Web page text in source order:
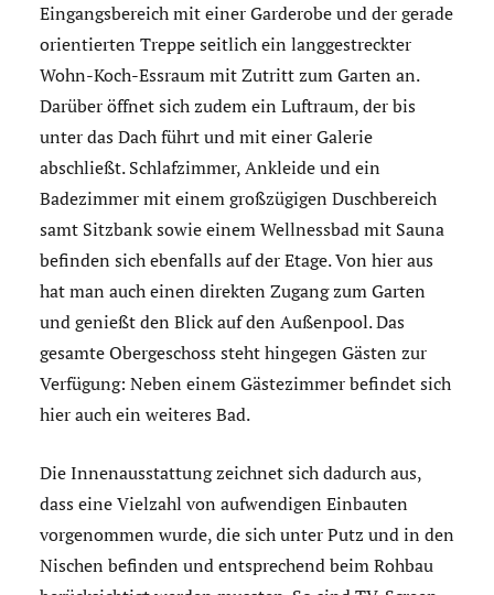
Eingangsbereich mit einer Garderobe und der gerade
orientierten Treppe seitlich ein langgestreckter
Wohn-Koch-Essraum mit Zutritt zum Garten an.
Darüber öffnet sich zudem ein Luftraum, der bis
unter das Dach führt und mit einer Galerie
abschließt. Schlafzimmer, Ankleide und ein
Badezimmer mit einem großzügigen Duschbereich
samt Sitzbank sowie einem Wellnessbad mit Sauna
befinden sich ebenfalls auf der Etage. Von hier aus
hat man auch einen direkten Zugang zum Garten
und genießt den Blick auf den Außenpool. Das
gesamte Obergeschoss steht hingegen Gästen zur
Verfügung: Neben einem Gästezimmer befindet sich
hier auch ein weiteres Bad.
Die Innenausstattung zeichnet sich dadurch aus,
dass eine Vielzahl von aufwendigen Einbauten
vorgenommen wurde, die sich unter Putz und in den
Nischen befinden und entsprechend beim Rohbau